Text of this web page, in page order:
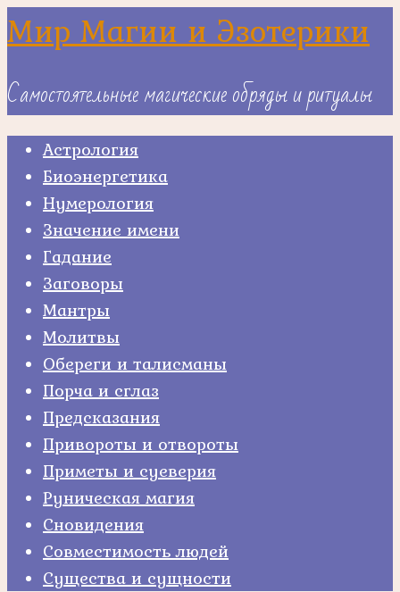
Skip
to
Мир Магии и Эзотерики
Самостоятельные магические обряды и ритуалы
Астрология
Биоэнергетика
Нумерология
Значение имени
Гадание
Заговоры
Мантры
Молитвы
Обереги и талисманы
Порча и сглаз
Предсказания
Привороты и отвороты
Приметы и суеверия
Руническая магия
Сновидения
Совместимость людей
Существа и сущности